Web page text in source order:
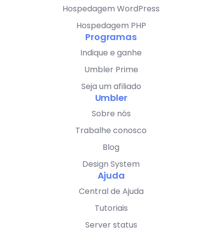
Hospedagem WordPress
Hospedagem PHP
Programas
Indique e ganhe
Umbler Prime
Seja um afiliado
Umbler
Sobre nós
Trabalhe conosco
Blog
Design System
Ajuda
Central de Ajuda
Tutoriais
Server status